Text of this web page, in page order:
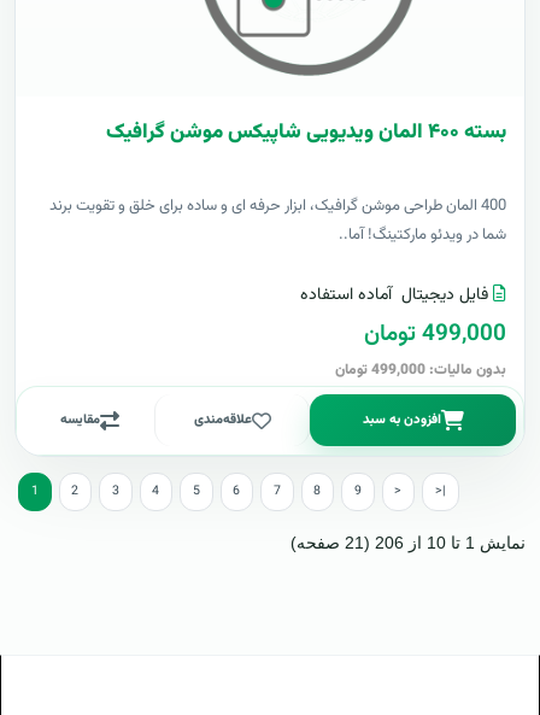
بسته ۴۰۰ المان ویدیویی شاپیکس موشن گرافیک
400 المان طراحی موشن گرافیک، ابزار حرفه ای و ساده برای خلق و تقویت برند
شما در ویدئو مارکتینگ! آما..
فایل دیجیتال آماده استفاده
499,000 تومان
بدون مالیات: 499,000 تومان
افزودن به سبد علاقه‌مندی مقایسه
1 2 3 4 5 6 7 8 9 > >|
نمایش 1 تا 10 از 206 (21 صفحه)